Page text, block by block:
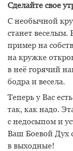
Сделайте свое
С необычной
станет веселым.
пример на
на кружке
в неё горячий
бодра и весела.
Теперь у Вас
так, как надо.
с недосыпом и
Ваш Боевой Дух
в выходные!